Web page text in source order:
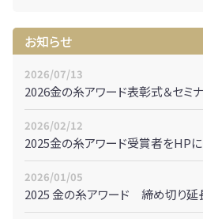
お知らせ
2026/07/13
2026金の糸アワード表彰式＆セ
2026/02/12
2025金の糸アワード受賞者をHP
2026/01/05
2025 金の糸アワード 締め切り延長